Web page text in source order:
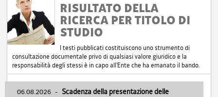
RISULTATO DELLA
RICERCA PER TITOLO DI
STUDIO
I testi pubblicati costituiscono uno strumento di
consultazione documentale privo di qualsiasi valore giuridico e la
responsabilità degli stessi è in capo all'Ente che ha emanato il bando.
06.08.2026 - Scadenza della presentazione delle